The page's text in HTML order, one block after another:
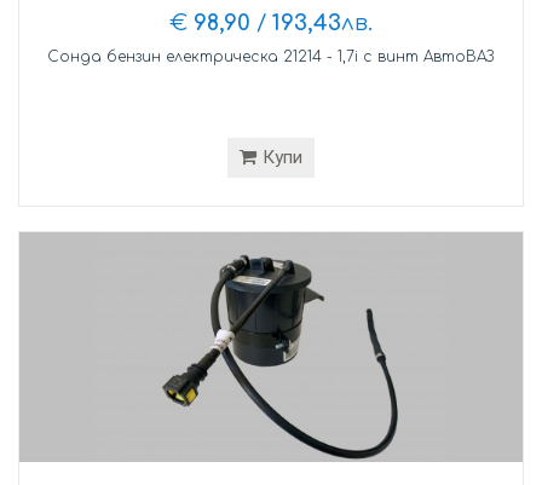
€ 98,90 / 193,43лв.
Сонда бензин електрическа 21214 - 1,7i с винт АвтоВАЗ
Купи